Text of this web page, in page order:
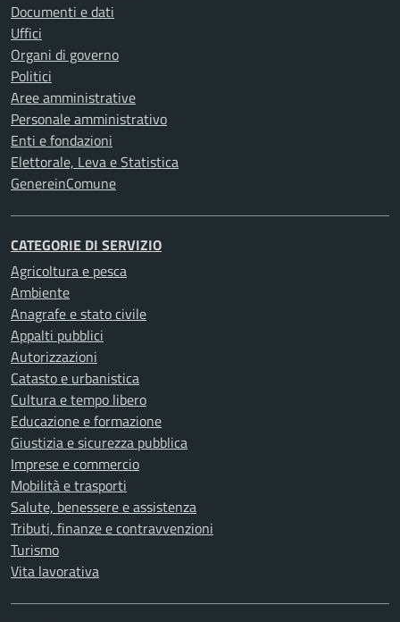
Documenti e dati
Uffici
Organi di governo
Politici
Aree amministrative
Personale amministrativo
Enti e fondazioni
Elettorale, Leva e Statistica
GenereinComune
CATEGORIE DI SERVIZIO
Agricoltura e pesca
Ambiente
Anagrafe e stato civile
Appalti pubblici
Autorizzazioni
Catasto e urbanistica
Cultura e tempo libero
Educazione e formazione
Giustizia e sicurezza pubblica
Imprese e commercio
Mobilità e trasporti
Salute, benessere e assistenza
Tributi, finanze e contravvenzioni
Turismo
Vita lavorativa